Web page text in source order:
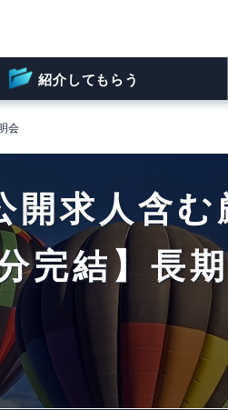
紹介してもらう
会
開求人含
分完結】長